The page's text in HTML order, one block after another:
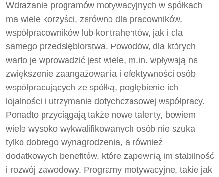
Wdrażanie programów motywacyjnych w spółkach
ma wiele korzyści, zarówno dla pracowników,
współpracowników lub kontrahentów, jak i dla
samego przedsiębiorstwa. Powodów, dla których
warto je wprowadzić jest wiele, m.in. wpływają na
zwiększenie zaangażowania i efektywności osób
współpracujących ze spółką, pogłębienie ich
lojalności i utrzymanie dotychczasowej współpracy.
Ponadto przyciągają także nowe talenty, bowiem
wiele wysoko wykwalifikowanych osób nie szuka
tylko dobrego wynagrodzenia, a również
dodatkowych benefitów, które zapewnią im stabilność
i rozwój zawodowy. Programy motywacyjne, takie jak